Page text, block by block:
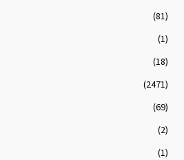
(81)
(1)
(18)
(2471)
(69)
(2)
(1)